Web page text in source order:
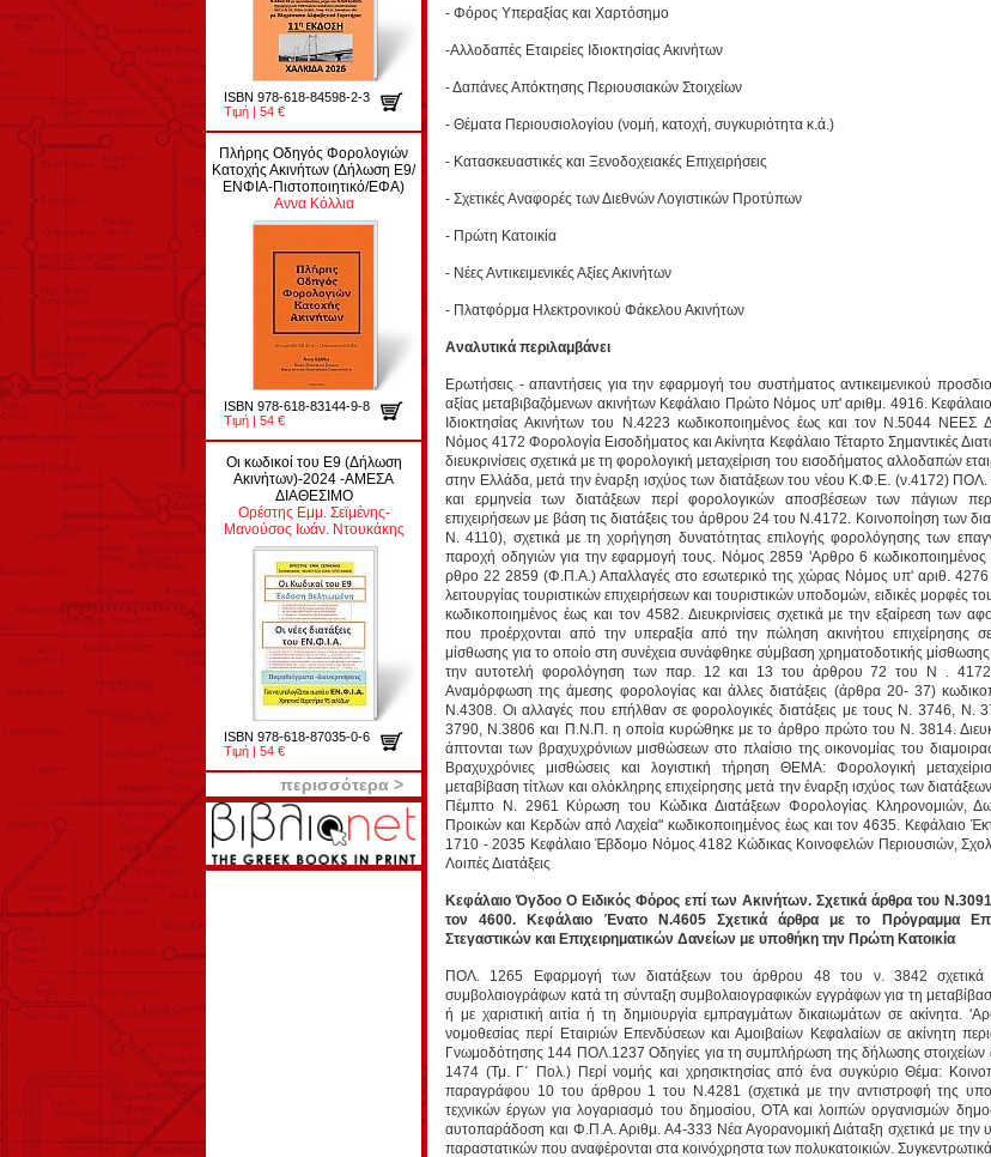
ISBN 978-618-84598-2-3
Τιμή | 54 €
Πλήρης Οδηγός Φορολογιών
Κατοχής Ακινήτων (Δήλωση Ε9/
ΕΝΦΙΑ-Πιστοποιητικό/ΕΦΑ)
Αννα Κόλλια
ISBN 978-618-83144-9-8
Τιμή | 54 €
Οι κωδικοί του Ε9 (Δήλωση
Ακινήτων)-2024 -ΑΜΕΣΑ
ΔΙΑΘΕΣΙΜΟ
Ορέστης Εμμ. Σεϊμένης-
Μανούσος Ιωάν. Ντουκάκης
ISBN 978-618-87035-0-6
Τιμή | 54 €
περισσότερα >
- Φόρος Υπεραξίας και Χαρτόσημο
-Αλλοδαπές Εταιρείες Ιδιοκτησίας Ακινήτων
- Δαπάνες Απόκτησης Περιουσιακών Στοιχείων
- Θέματα Περιουσιολογίου (νομή, κατοχή, συγκυριότητα κ.ά.)
- Κατασκευαστικές και Ξενοδοχειακές Επιχειρήσεις
- Σχετικές Αναφορές των Διεθνών Λογιστικών Προτύπων
- Πρώτη Κατοικία
- Νέες Αντικειμενικές Αξίες Ακινήτων
- Πλατφόρμα Ηλεκτρονικού Φάκελου Ακινήτων
Αναλυτικά περιλαμβάνει
Ερωτήσεις - απαντήσεις για την εφαρμογή του συστήματος αντικειμενικού
αξίας μεταβιβαζόμενων ακινήτων Κεφάλαιο Πρώτο Nόμος υπ' αριθμ. 4916.
Ιδιοκτησίας Ακινήτων του Ν.4223 κωδικοποιημένος έως και τον Ν.5044 ΝΕΕΣ
Νόμος 4172 Φορολογία Εισοδήματος και Ακίνητα Κεφάλαιο Τέταρτο Σημαντικές
διευκρινίσεις σχετικά με τη φορολογική μεταχείριση του εισοδήματος αλλοδαπών
στην Ελλάδα, μετά την έναρξη ισχύος των διατάξεων του νέου Κ.Φ.Ε. (ν.4172)
και ερμηνεία των διατάξεων περί φορολογικών αποσβέσεων των πάγιων
επιχειρήσεων με βάση τις διατάξεις του άρθρου 24 του Ν.4172. Κοινοποίηση των
Ν. 4110), σχετικά με τη χορήγηση δυνατότητας επιλογής φορολόγησης των
παροχή οδηγιών για την εφαρμογή τους. Νόμος 2859 'Αρθρο 6
ρθρο 22 2859 (Φ.Π.Α.) Απαλλαγές στο εσωτερικό της χώρας Νόμος υπ' αριθ. 4276
λειτουργίας τουριστικών επιχειρήσεων και τουριστικών υποδομών, ειδικές μορφές
κωδικοποιημένος έως και τον 4582. Διευκρινίσεις σχετικά με την εξαίρεση των
που προέρχονται από την υπεραξία από την πώληση ακινήτου επιχείρησης σε
μίσθωσης για το οποίο στη συνέχεια συνάφθηκε σύμβαση χρηματοδοτικής
την αυτοτελή φορολόγηση των παρ. 12 και 13 του άρθρου 72 του N .
Αναμόρφωση της άμεσης φορολογίας και άλλες διατάξεις (άρθρα 20- 37)
N.4308. Οι αλλαγές που επήλθαν σε φορολογικές διατάξεις με τους Ν. 3746,
3790, Ν.3806 και Π.Ν.Π. η οποία κυρώθηκε με το άρθρο πρώτο του Ν. 3814.
άπτονται των βραχυχρόνιων μισθώσεων στο πλαίσιο της οικονομίας του
Βραχυχρόνιες μισθώσεις και λογιστική τήρηση ΘΕΜΑ: Φορολογική
μεταβίβαση τίτλων και ολόκληρης επιχείρησης μετά την έναρξη ισχύος των
Πέμπτο N. 2961 Κύρωση του Κώδικα Διατάξεων Φορολογίας Κληρονομιών,
Προικών και Κερδών από Λαχεία" κωδικοποιημένος έως και τον 4635. Κεφάλαιο
1710 - 2035 Κεφάλαιο Έβδομο Νόμος 4182 Κώδικας Κοινοφελών Περιουσιών,
Λοιπές Διατάξεις
Κεφάλαιο Όγδοο Ο Ειδικός Φόρος επί των Ακινήτων. Σχετικά άρθρα του
τον 4600. Κεφάλαιο Ένατο Ν.4605 Σχετικά άρθρα με το Πρόγραμμα
Στεγαστικών και Επιχειρηματικών Δανείων με υποθήκη την Πρώτη Κατοικία
ΠΟΛ. 1265 Εφαρμογή των διατάξεων του άρθρου 48 του ν. 3842 σχετικά
συμβολαιογράφων κατά τη σύνταξη συμβολαιογραφικών εγγράφων για τη
ή με χαριστική αιτία ή τη δημιουργία εμπραγμάτων δικαιωμάτων σε ακίνητα.
νομοθεσίας περί Εταιριών Επενδύσεων και Αμοιβαίων Κεφαλαίων σε ακίνητη
Γνωμοδότησης 144 ΠΟΛ.1237 Οδηγίες για τη συμπλήρωση της δήλωσης στοιχείων
1474 (Τμ. Γ΄ Πολ.) Περί νομής και χρησικτησίας από ένα συγκύριο Θέμα:
παραγράφου 10 του άρθρου 1 του Ν.4281 (σχετικά με την αντιστροφή της
τεχνικών έργων για λογαριασμό του δημοσίου, ΟΤΑ και λοιπών οργανισμών
αυτοπαράδοση και Φ.Π.Α. Αριθμ. Α4-333 Νέα Αγορανομική Διάταξη σχετικά με
παραστατικών που αναφέρονται στα κοινόχρηστα των πολυκατοικιών. Συγκεντρωτικά